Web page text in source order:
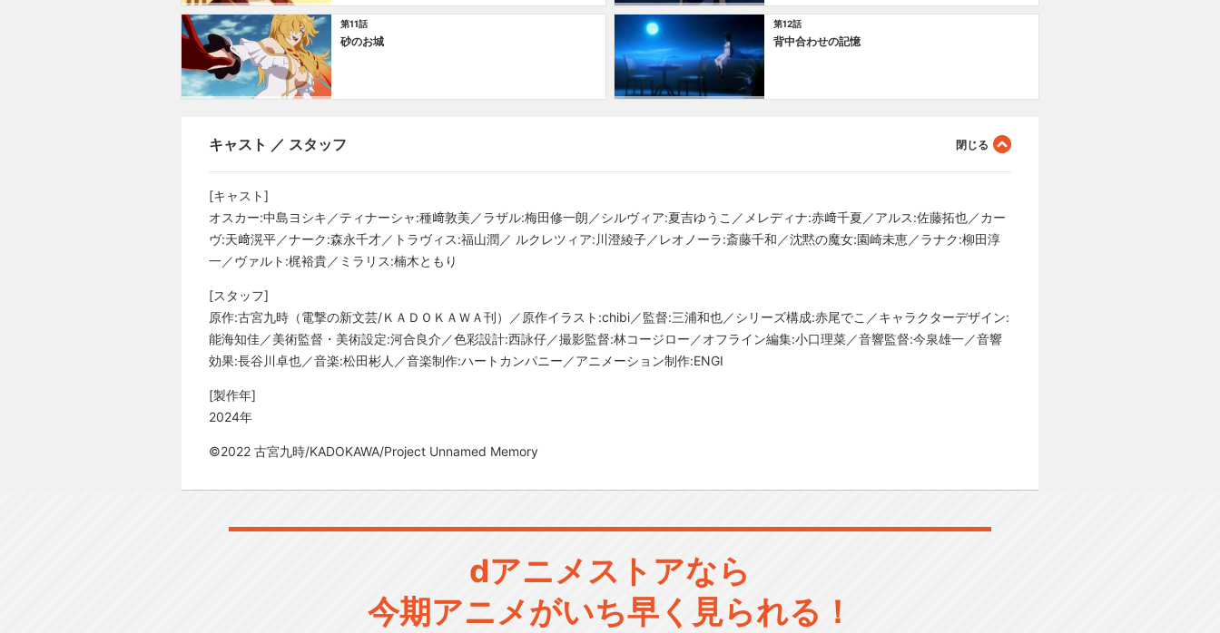
第11話
砂のお城
第12話
背中合わせの記憶
キャスト ／ スタッフ
[キャスト]
オスカー:中島ヨシキ／ティナーシャ:種﨑敦美／ラザル:梅田修一朗／シルヴィア:夏吉ゆうこ／メレディナ:赤﨑千夏／アルス:佐藤拓也／カー
ヴ:天﨑滉平／ナーク:森永千才／トラヴィス:福山潤／ ルクレツィア:川澄綾子／レオノーラ:斎藤千和／沈黙の魔女:園崎未恵／ラナク:柳田淳
一／ヴァルト:梶裕貴／ミラリス:楠木ともり
[スタッフ]
原作:古宮九時（電撃の新文芸/ＫＡＤＯＫＡＷＡ刊）／原作イラスト:chibi／監督:三浦和也／シリーズ構成:赤尾でこ／キャラクターデザイン:
能海知佳／美術監督・美術設定:河合良介／色彩設計:西詠仔／撮影監督:林コージロー／オフライン編集:小口理菜／音響監督:今泉雄一／音響
効果:長谷川卓也／音楽:松田彬人／音楽制作:ハートカンパニー／アニメーション制作:ENGI
[製作年]
2024年
©2022 古宮九時/KADOKAWA/Project Unnamed Memory
dアニメストアなら
今期アニメがいち早く見られる！